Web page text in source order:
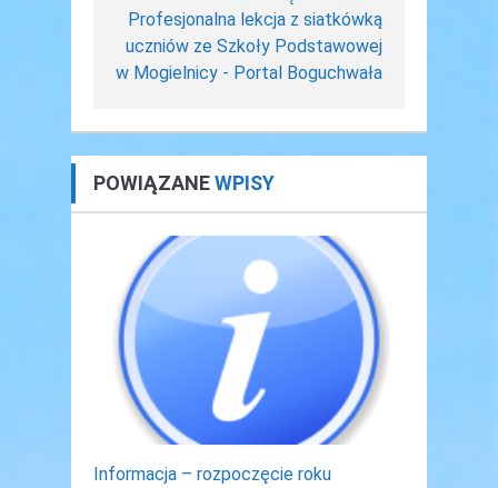
Profesjonalna lekcja z siatkówką
uczniów ze Szkoły Podstawowej
w Mogielnicy - Portal Boguchwała
POWIĄZANEWPISY
Informacja – rozpoczęcie roku